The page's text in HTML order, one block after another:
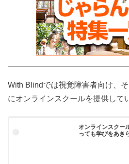
With Blindでは視覚障害者向け、
にオンラインスクールを提供して
オンラインスクー
っても学びをあき